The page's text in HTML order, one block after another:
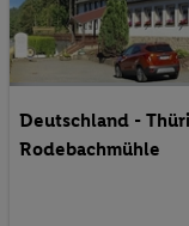
Deutschland -
Rodebachmühle